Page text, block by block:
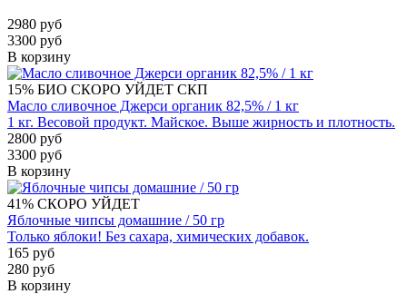
2980 руб
3300 руб
В корзину
15% БИО СКОРО УЙДЕТ СКП
Масло сливочное Джерси органик 82,5% / 1 кг
1 кг. Весовой продукт. Майское. Выше жирность и плотность.
2800 руб
3300 руб
В корзину
41% СКОРО УЙДЕТ
Яблочные чипсы домашние / 50 гр
Только яблоки! Без сахара, химических добавок.
165 руб
280 руб
В корзину